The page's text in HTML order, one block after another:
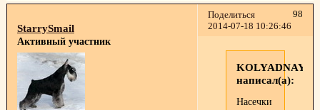
Поделиться
98
2014-07-18 10:26:46
StarrySmail
Активный участник
KOLYADNAYA
написал(а):
Насечки